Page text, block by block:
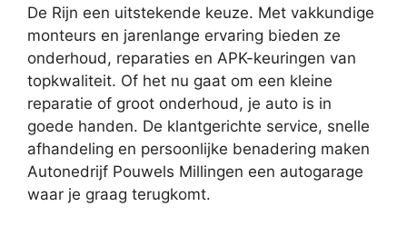
De Rijn een uitstekende keuze. Met vakkundige
monteurs en jarenlange ervaring bieden ze
onderhoud, reparaties en APK-keuringen van
topkwaliteit. Of het nu gaat om een kleine
reparatie of groot onderhoud, je auto is in
goede handen. De klantgerichte service, snelle
afhandeling en persoonlijke benadering maken
Autonedrijf Pouwels Millingen een autogarage
waar je graag terugkomt.